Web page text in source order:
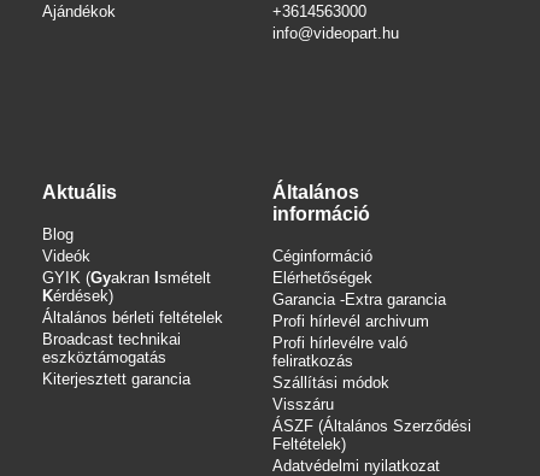
Ajándékok
+3614563000
info@videopart.hu
Aktuális
Blog
Videók
GYIK (Gyakran smételt
Kérdések)
Általános bérleti feltételek
Broadcast technikai
eszköztámogatás
Kiterjesztett garancia
Általános
információ
Céginformáció
Elérhetőségek
Garancia -Extra garancia
Profi hírlevél archivum
Profi hírlevélre való
feliratkozás
Szállítási módok
Visszáru
ÁSZF (Általános Szerződési
Feltételek)
Adatvédelmi nyilatkozat